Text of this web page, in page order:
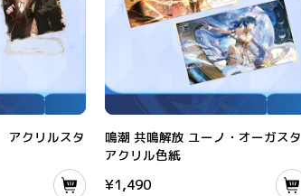
クリルスタ
鳴潮 共鳴解放 ユーノ・オーガスタ
アクリル色紙
¥1,490